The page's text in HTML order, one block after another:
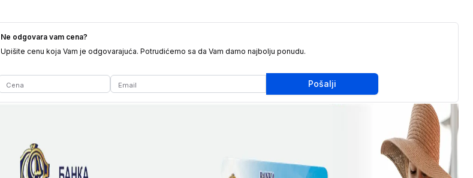
Ne odgovara vam cena?
Upišite cenu koja Vam je odgovarajuća. Potrudićemo sa da Vam damo najbolju ponudu.
Pošalji